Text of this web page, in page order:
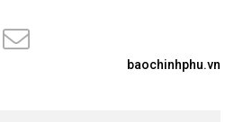
baochinhphu.vn